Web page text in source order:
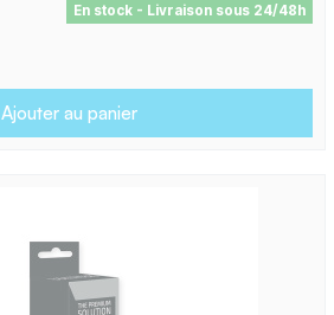
En stock - Livraison sous 24/48h
Ajouter au panier